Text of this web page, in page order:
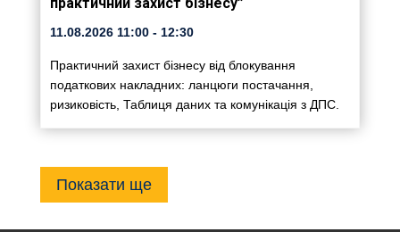
11.08.202611:00- 12:30
Практичний захист бізнесу від блокування
податкових накладних: ланцюги постачання,
ризиковість, Таблиця даних та комунікація з ДПС.
Показати ще